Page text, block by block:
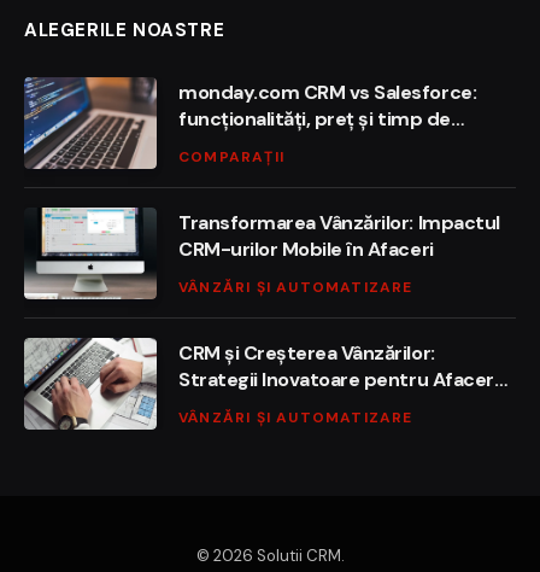
ALEGERILE NOASTRE
monday.com CRM vs Salesforce:
funcționalități, preț și timp de
implementare în 2026
COMPARAȚII
Transformarea Vânzărilor: Impactul
CRM-urilor Mobile în Afaceri
VÂNZĂRI ȘI AUTOMATIZARE
CRM și Creșterea Vânzărilor:
Strategii Inovatoare pentru Afacerea
Ta
VÂNZĂRI ȘI AUTOMATIZARE
© 2026 Solutii CRM.